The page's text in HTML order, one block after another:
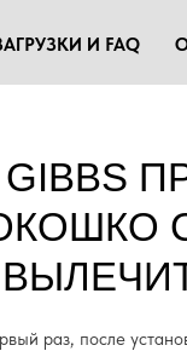
И FAQ
раз, после